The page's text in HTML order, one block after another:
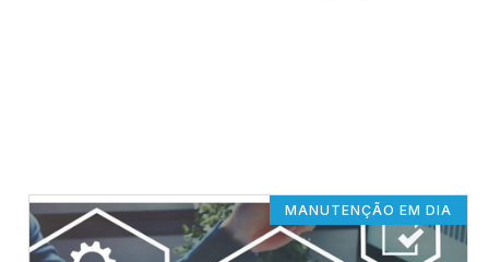
MANUTENÇÃO EM DIA